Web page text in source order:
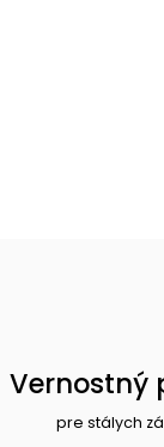
Vernostný
pre stálych